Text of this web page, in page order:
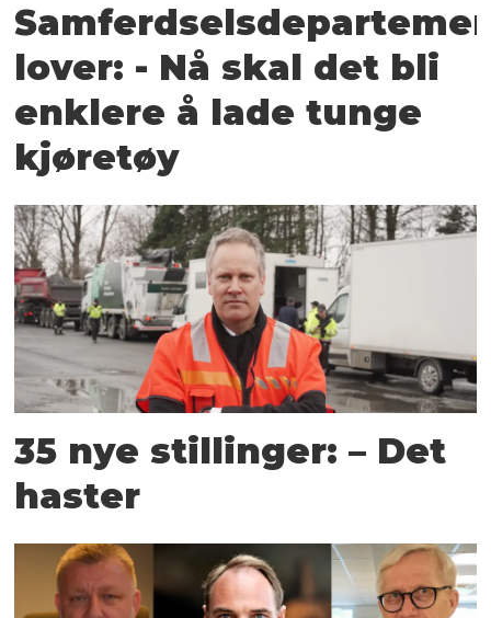
lover: - Nå skal det bli
enklere å lade tunge
kjøretøy
35 nye stillinger: – Det
haster